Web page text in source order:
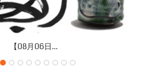
【08月06日...